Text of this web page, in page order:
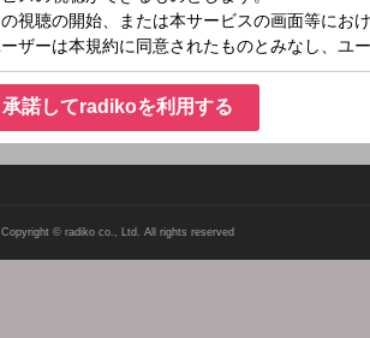
Copyright © radiko co., Ltd. All rights reserved
承諾してradikoを利用する